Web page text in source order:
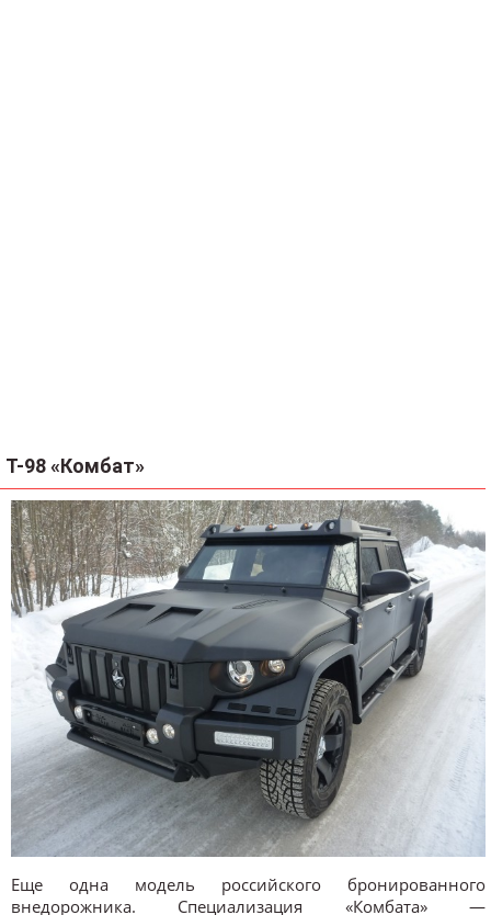
Т-98 «Комбат»
Еще одна модель российского бронированного
внедорожника. Специализация «Комбата» —